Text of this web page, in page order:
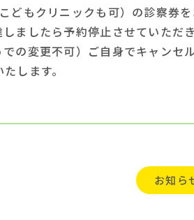
どもクリニックも可）の診察券
ましたら予約停止させていただ
の変更不可）ご自身でキャンセ
します。
お知ら